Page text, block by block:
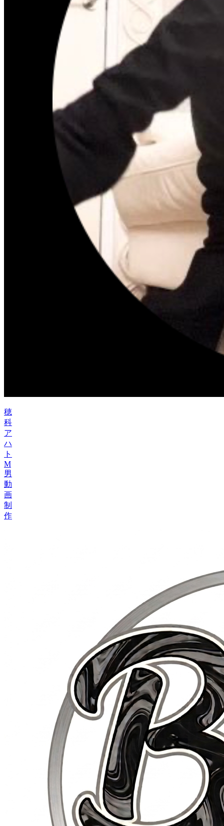
穂
科
ア
ハ
ト
M
男
動
画
制
作